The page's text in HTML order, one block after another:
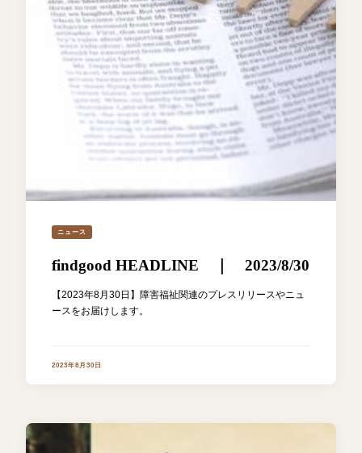
ニュース
findgood HEADLINE ｜ 2023/8/30
【2023年8月30日】障害福祉関連のプレスリリースやニュ
ースをお届けします。
2023年8月30日